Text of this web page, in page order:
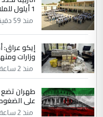
1 أيلول للملاكات و20 أيلول للطلبة
منذ 59 دقيقة
إيكو عراق:
وزارات
منذ 2 ساعة
على
منذ 2 ساعة